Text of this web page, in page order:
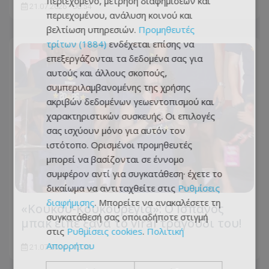
21.07.2026 - 06:54
«Κούκου-Κουκουρέγια»: Ο Ισπανός
μπακ είπε ξανά το viral τραγούδι του!
21.07.2026 - 02:32
περιεχομένου, ανάλυση κοινού και
βελτίωση υπηρεσιών. Προμηθευτές
τρίτων (1884)ενδέχεται επίσης να
επεξεργάζονται τα δεδομένα σας για
αυτούς και άλλους σκοπούς,
συμπεριλαμβανομένης της χρήσης
ακριβών δεδομένων γεωεντοπισμού και
χαρακτηριστικών συσκευής. Οι επιλογές
σας ισχύουν μόνο για αυτόν τον
ιστότοπο. Ορισμένοι προμηθευτές
μπορεί να βασίζονται σε έννομο
συμφέρον αντί για συγκατάθεση· έχετε το
δικαίωμα να αντιταχθείτε στις Ρυθμίσεις
διαφήμισης. Μπορείτε να ανακαλέσετε τη
συγκατάθεσή σας οποιαδήποτε στιγμή
στις Ρυθμίσεις cookies. Πολιτική
Απορρήτου